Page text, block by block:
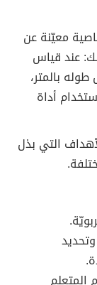
معيّنة عن
عند قياس
بالمتر،
أداة
التي بذل
المتعلم